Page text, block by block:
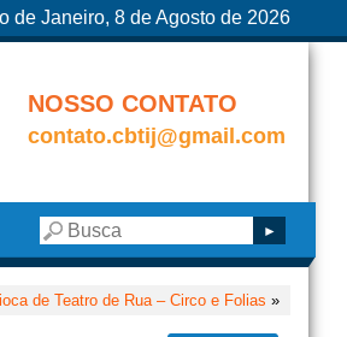
de Janeiro, 8 de Agosto de 2026
NOSSO CONTATO
contato.cbtij@gmail.com
de Teatro de Rua – Circo e Folias »